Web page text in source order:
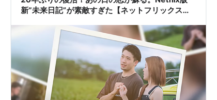
新”未来日記”が素敵すぎた【ネットフリックス】